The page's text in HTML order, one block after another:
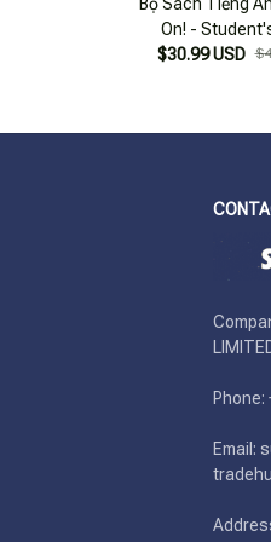
On! -
Workbook (Bộ
$30.99 USD
Email: